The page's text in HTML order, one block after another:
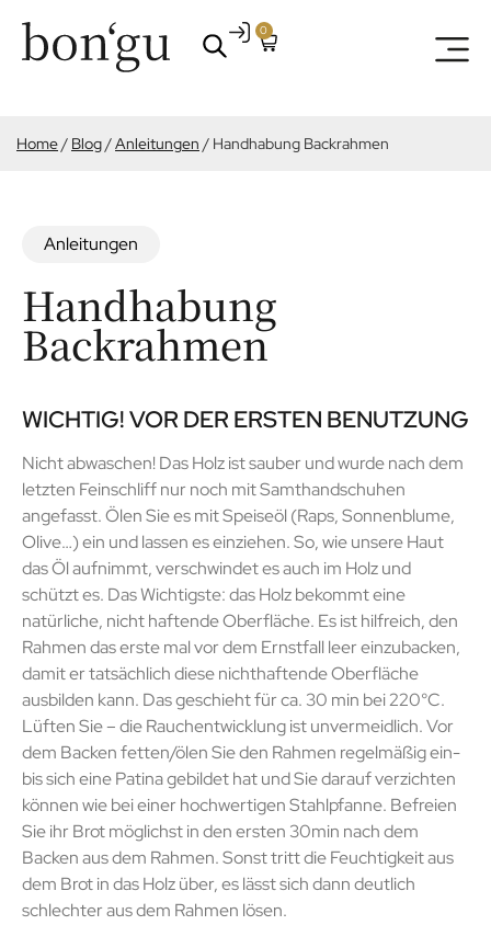
0
Home/ Blog/Anleitungen / Handhabung Backrahmen
Anleitungen
Handhabung
Backrahmen
WICHTIG! VOR DER ERSTEN BENUTZUNG
Nicht abwaschen! Das Holz ist sauber und wurde nach dem
letzten Feinschliff nur noch mit Samthandschuhen
angefasst. Ölen Sie es mit Speiseöl (Raps, Sonnenblume,
Olive…) ein und lassen es einziehen. So, wie unsere Haut
das Öl aufnimmt, verschwindet es auch im Holz und
schützt es. Das Wichtigste: das Holz bekommt eine
natürliche, nicht haftende Oberfläche. Es ist hilfreich, den
Rahmen das erste mal vor dem Ernstfall leer einzubacken,
damit er tatsächlich diese nichthaftende Oberfläche
ausbilden kann. Das geschieht für ca. 30 min bei 220°C.
Lüften Sie – die Rauchentwicklung ist unvermeidlich. Vor
dem Backen fetten/ölen Sie den Rahmen regelmäßig ein-
bis sich eine Patina gebildet hat und Sie darauf verzichten
können wie bei einer hochwertigen Stahlpfanne. Befreien
Sie ihr Brot möglichst in den ersten 30min nach dem
Backen aus dem Rahmen. Sonst tritt die Feuchtigkeit aus
dem Brot in das Holz über, es lässt sich dann deutlich
schlechter aus dem Rahmen lösen.